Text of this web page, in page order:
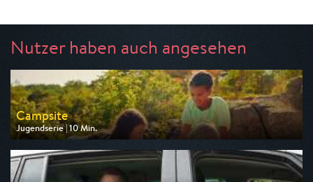
Nutzer haben auch angesehen
Campsite
Jugendserie | 10 Min.
Ausgestrahlt von WDR
am 10.08.2026, 07:45